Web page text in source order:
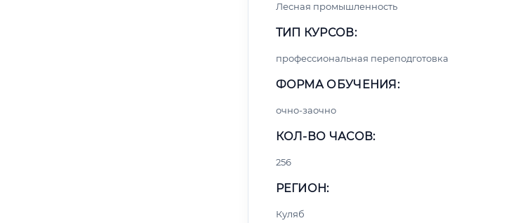
Лесная промышленность
ТИП КУРСОВ:
профессиональная переподготовка
ФОРМА ОБУЧЕНИЯ:
очно-заочно
КОЛ-ВО ЧАСОВ:
256
РЕГИОН:
Куляб